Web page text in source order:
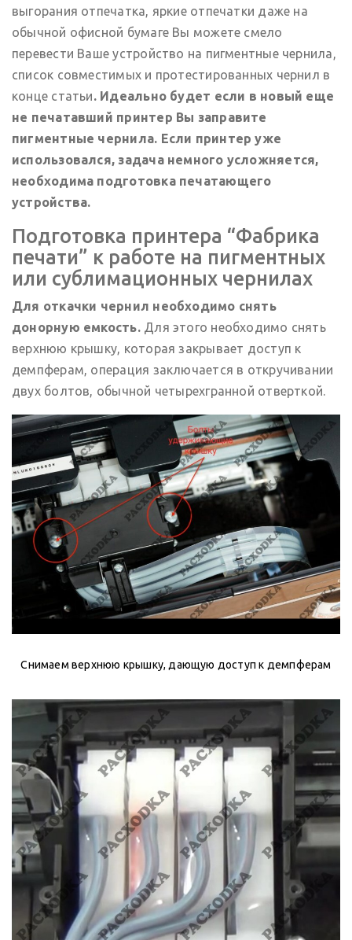
выгорания отпечатка, яркие отпечатки даже на
обычной офисной бумаге Вы можете смело
перевести Ваше устройство на пигментные чернила,
список совместимых и протестированных чернил в
конце статьи. Идеально будет если в новый еще
не печатавший принтер Вы заправите
пигментные чернила. Если принтер уже
использовался, задача немного усложняется,
необходима подготовка печатающего
устройства.
Подготовка принтера “Фабрика
печати” к работе на пигментных
или сублимационных чернилах
Для откачки чернил необходимо снять
донорную емкость.Для этого необходимо снять
верхнюю крышку, которая закрывает доступ к
демпферам, операция заключается в откручивании
двух болтов, обычной четырехгранной отверткой.
Снимаем верхнюю крышку, дающую доступ к демпферам